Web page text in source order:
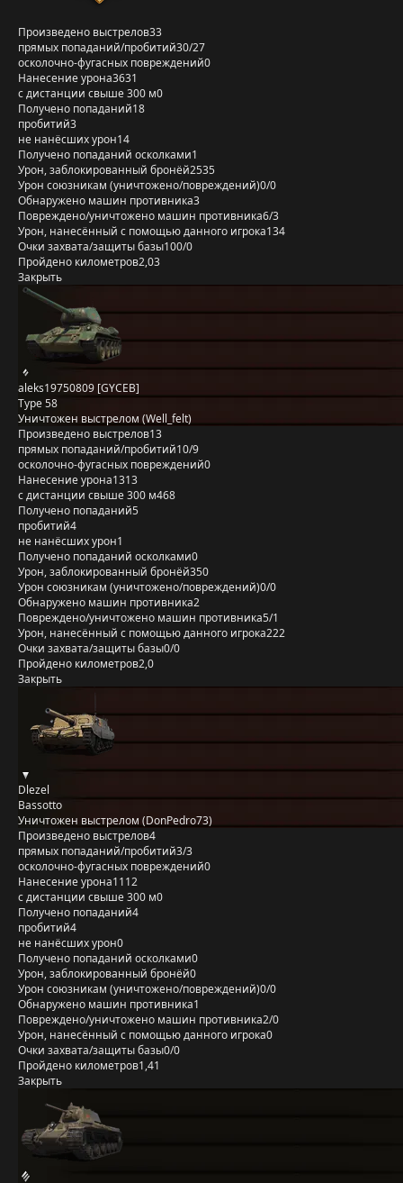
Произведено выстрелов33
прямых попаданий/пробитий30/27
осколочно-фугасных повреждений0
Нанесение урона3631
с дистанции свыше 300 м0
Получено попаданий18
пробитий3
не нанёсших урон14
Получено попаданий осколками1
Урон, заблокированный бронёй2535
Урон союзникам (уничтожено/повреждений)0/0
Обнаружено машин противника3
Повреждено/уничтожено машин противника6/3
Урон, нанесённый с помощью данного игрока134
Очки захвата/защиты базы100/0
Пройдено километров2,03
Закрыть
aleks19750809 [GYCEB]
Type 58
Уничтожен выстрелом (Well_felt)
Произведено выстрелов13
прямых попаданий/пробитий10/9
осколочно-фугасных повреждений0
Нанесение урона1313
с дистанции свыше 300 м468
Получено попаданий5
пробитий4
не нанёсших урон1
Получено попаданий осколками0
Урон, заблокированный бронёй350
Урон союзникам (уничтожено/повреждений)0/0
Обнаружено машин противника2
Повреждено/уничтожено машин противника5/1
Урон, нанесённый с помощью данного игрока222
Очки захвата/защиты базы0/0
Пройдено километров2,0
Закрыть
Dlezel
Bassotto
Уничтожен выстрелом (DonPedro73)
Произведено выстрелов4
прямых попаданий/пробитий3/3
осколочно-фугасных повреждений0
Нанесение урона1112
с дистанции свыше 300 м0
Получено попаданий4
пробитий4
не нанёсших урон0
Получено попаданий осколками0
Урон, заблокированный бронёй0
Урон союзникам (уничтожено/повреждений)0/0
Обнаружено машин противника1
Повреждено/уничтожено машин противника2/0
Урон, нанесённый с помощью данного игрока0
Очки захвата/защиты базы0/0
Пройдено километров1,41
Закрыть